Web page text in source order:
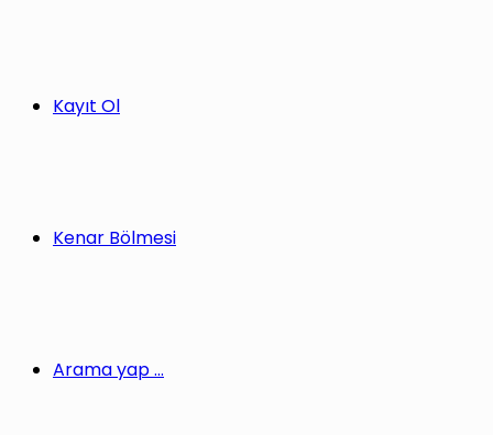
Kayıt Ol
Kenar Bölmesi
Arama yap ...